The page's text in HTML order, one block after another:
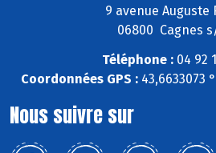
9 avenue Auguste
06800 Cagnes
Téléphone : 04 92
Coordonnées GPS :43,6633073
Nous suivre sur